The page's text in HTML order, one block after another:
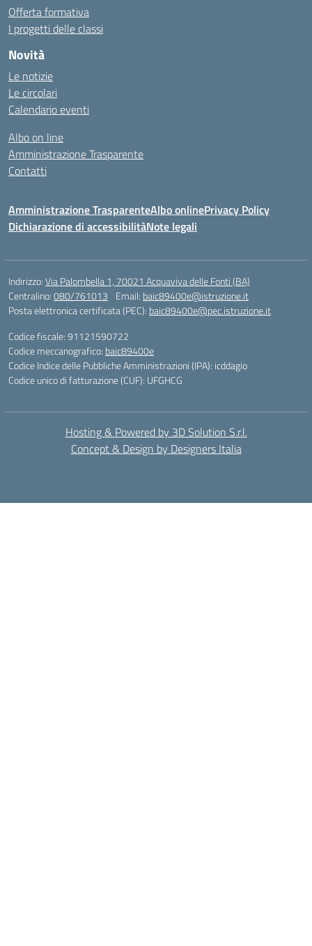
Offerta formativa
I progetti delle classi
Novità
Le notizie
Le circolari
Calendario eventi
Albo on line
Amministrazione Trasparente
Contatti
Amministrazione TrasparenteAlbo onlinePrivacy Policy
Dichiarazione di accessibilitàNote legali
Indirizzo:Via Palombella 1, 70021 Acquaviva delle Fonti (BA)
Centralino:080/761013 Email: baic89400e@istruzione.it
Posta elettronica certificata (PEC): baic89400e@pec.istruzione.it
Codice fiscale: 91121590722
Codice meccanografico: baic89400e
Codice Indice delle Pubbliche Amministrazioni (IPA): icddagio
Codice unico di fatturazione (CUF): UFGHCG
Hosting & Powered by 3D Solution S.r.l.
Concept & Design by Designers Italia